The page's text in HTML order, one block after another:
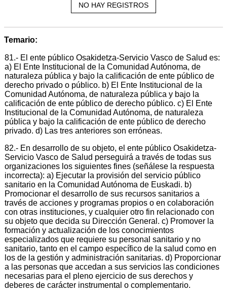
NO HAY REGISTROS
Temario:
81.- El ente público Osakidetza-Servicio Vasco de Salud es:
a) El Ente Institucional de la Comunidad Autónoma, de
naturaleza pública y bajo la calificación de ente público de
derecho privado o público. b) El Ente Institucional de la
Comunidad Autónoma, de naturaleza pública y bajo la
calificación de ente público de derecho público. c) El Ente
Institucional de la Comunidad Autónoma, de naturaleza
pública y bajo la calificación de ente público de derecho
privado. d) Las tres anteriores son erróneas.
82.- En desarrollo de su objeto, el ente público Osakidetza-
Servicio Vasco de Salud perseguirá a través de todas sus
organizaciones los siguientes fines (señálese la respuesta
incorrecta): a) Ejecutar la provisión del servicio público
sanitario en la Comunidad Autónoma de Euskadi. b)
Promocionar el desarrollo de sus recursos sanitarios a
través de acciones y programas propios o en colaboración
con otras instituciones, y cualquier otro fin relacionado con
su objeto que decida su Dirección General. c) Promover la
formación y actualización de los conocimientos
especializados que requiere su personal sanitario y no
sanitario, tanto en el campo específico de la salud como en
los de la gestión y administración sanitarias. d) Proporcionar
a las personas que accedan a sus servicios las condiciones
necesarias para el pleno ejercicio de sus derechos y
deberes de carácter instrumental o complementario.